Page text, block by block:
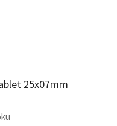
25x07mm